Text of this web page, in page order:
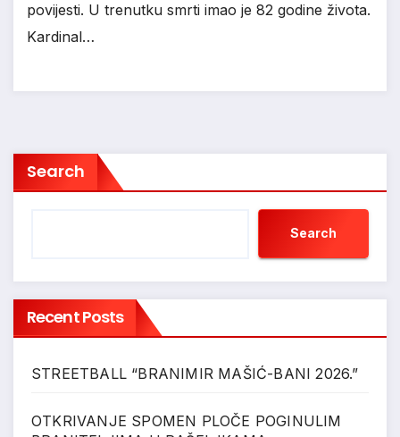
povijesti. U trenutku smrti imao je 82 godine života.
Kardinal…
Search
Search
Recent Posts
STREETBALL “BRANIMIR MAŠIĆ-BANI 2026.”
OTKRIVANJE SPOMEN PLOČE POGINULIM